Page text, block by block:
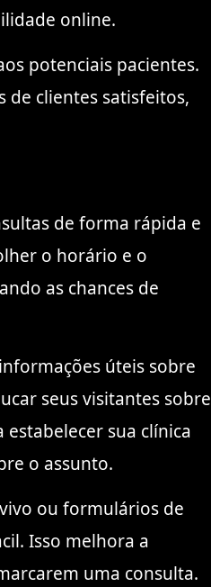
online.
potenciais pacientes.
de clientes satisfeitos,
de forma rápida e
o horário e o
as chances de
úteis sobre
seus visitantes sobre
sua clínica
o assunto.
ou formulários de
Isso melhora a
uma consulta.